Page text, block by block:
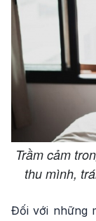
Trầm cảm
thu mình,
Đối với những